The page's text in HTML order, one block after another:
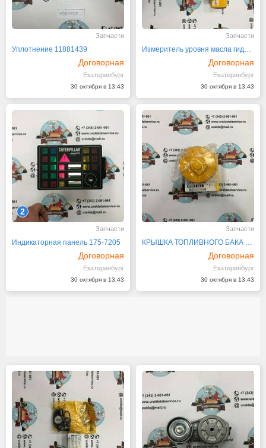
Запчасти
Уплотнение 11881439
Договорная
Екатеринбург
30 октября в 13:43
Запчасти
Измеритель уровня масла гидравл. системы 142-0160
Договорная
Екатеринбург
30 октября в 13:43
2
Запчасти
Индикаторная панель 175-7205
Договорная
Екатеринбург
30 октября в 13:43
Запчасти
КРЫШКА ТОПЛИВНОГО БАКА CATERPILLAR 086-1781
Договорная
Екатеринбург
30 октября в 13:43